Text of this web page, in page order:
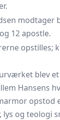
modtager
og 12 apostle.
opstilles;
blev
Hansens
opstod
og teologi